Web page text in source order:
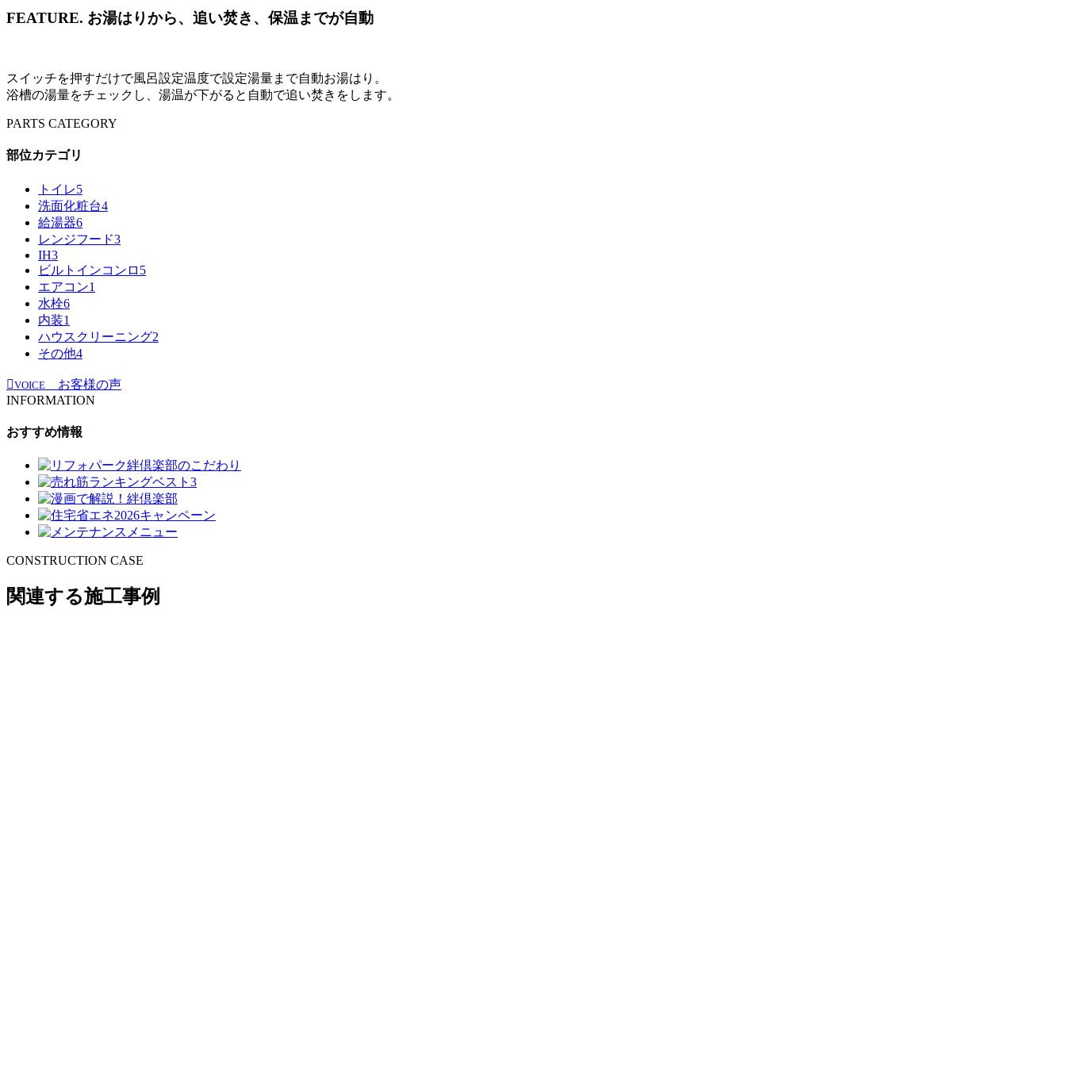
FEATURE. お湯はりから、追い焚き、保温までが自動
スイッチを押すだけで風呂設定温度で設定湯量まで自動お湯はり。
浴槽の湯量をチェックし、湯温が下がると自動で追い焚きをします。
PARTS CATEGORY
部位カテゴリ
トイレ5
洗面化粧台4
給湯器6
レンジフード3
IH3
ビルトインコンロ 5
エアコン1
水栓6
内装1
ハウスクリーニング2
その他4
VOICE
お客様の声
INFORMATION
おすすめ情報
CONSTRUCTION CASE
関連する施工事例